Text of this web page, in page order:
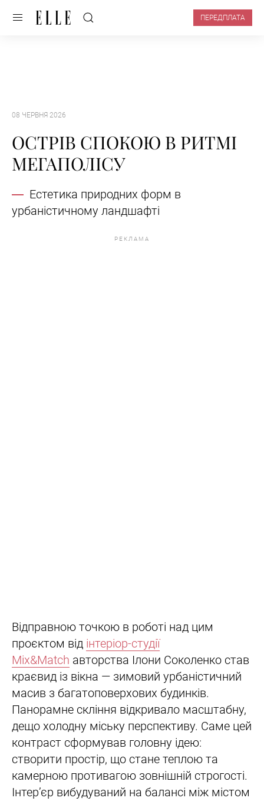
ПЕРЕДПЛАТА
08 ЧЕРВНЯ 2026
ОСТРІВ СПОКОЮ В РИТМІ
МЕГАПОЛІСУ
Естетика природних форм в
урбаністичному ландшафті
РЕКЛАМА
Відправною точкою в роботі над цим
проєктом від інтеріор-студії
Mix&Match авторства Ілони Соколенко став
краєвид із вікна — зимовий урбаністичний
масив з багатоповерхових будинків.
Панорамне скління відкривало масштабну,
дещо холодну міську перспективу. Саме цей
контраст сформував головну ідею:
створити простір, що стане теплою та
камерною противагою зовнішній строгості.
Інтер’єр вибудуваний на балансі між містом